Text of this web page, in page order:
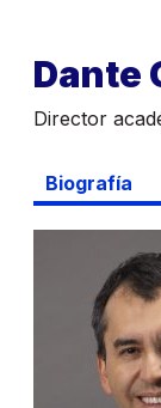
Dante
Director
Biografía